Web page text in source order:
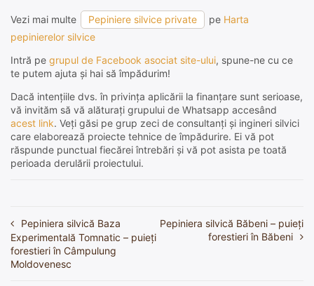
Vezi mai multe Pepiniere silvice private pe Harta
pepinierelor silvice
Intră pe grupul de Facebook asociat site-ului, spune-ne cu ce
te putem ajuta și hai să împădurim!
Dacă intențiile dvs. în privința aplicării la finanțare sunt serioase,
vă invităm să vă alăturați grupului de Whatsapp accesând
acest link. Veți găsi pe grup zeci de consultanți și ingineri silvici
care elaborează proiecte tehnice de împădurire. Ei vă pot
răspunde punctual fiecărei întrebări și vă pot asista pe toată
perioada derulării proiectului.
Navigare
în
articole
Pepiniera silvică Baza
Experimentală Tomnatic – puieți
forestieri în Câmpulung
Moldovenesc
Pepiniera silvică Băbeni – puieți
forestieri în Băbeni